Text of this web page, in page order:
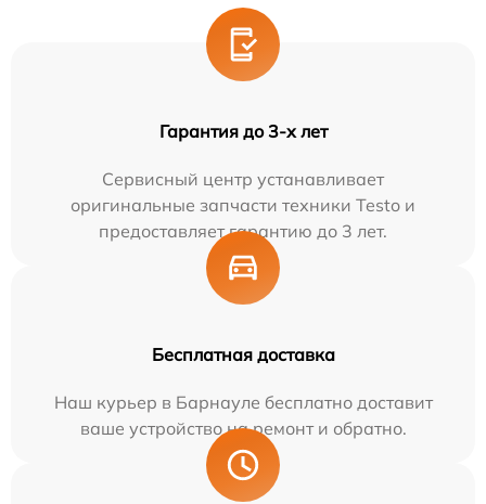
Гарантия до 3-х лет
Сервисный центр устанавливает
оригинальные запчасти техники Testo и
предоставляет гарантию до 3 лет.
Бесплатная доставка
Наш курьер в Барнауле бесплатно доставит
ваше устройство на ремонт и обратно.